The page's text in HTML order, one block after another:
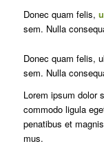
Donec quam felis,
sem. Nulla
Donec quam felis,
sem. Nulla
Lorem ipsum dolor
commodo ligula
penatibus et
mus.